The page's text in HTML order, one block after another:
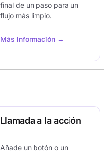
final de un paso para un
flujo más limpio.
Más información →
Llamada a la acción
Añade un botón o un